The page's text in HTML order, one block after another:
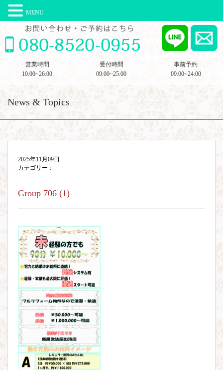
営業時間
10:00~26:00
受付時間
09:00~25:00
事前予約
09:00~24:00
News & Topics
2025年11月09日
カテゴリー：
Group 706 (1)
MENU